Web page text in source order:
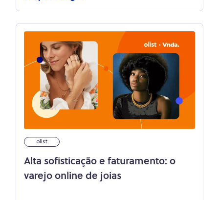
olist
Alta sofisticação e faturamento: o
varejo online de joias